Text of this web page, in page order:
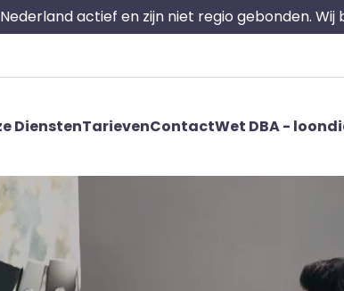
actief en zijn niet regio gebonden.
DienstenTarievenContactWet DBA -